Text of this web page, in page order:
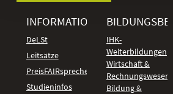
INFORMATIONEN
DeLSt
Leitsätze
PreisFAIRsprechen
Studieninfos
IHK-
Weiterbildungen
Wirtschaft &
Rechnungswesen
Bildung &